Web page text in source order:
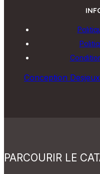
Conception
PARCOURIR LE